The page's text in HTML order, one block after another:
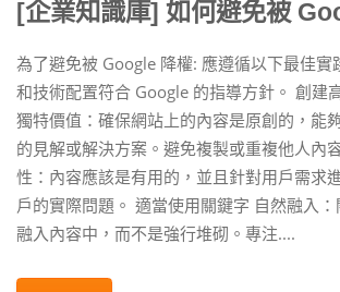
[企業知識庫] 如何避免被
為了避免被 Google 降權: 應遵循以下最佳實
和技術配置符合 Google 的指導方針。 創建
獨特價值：確保網站上的內容是原創的，能
的見解或解決方案。避免複製或重複他人內
性：內容應該是有用的，並且針對用戶需求
戶的實際問題。 適當使用關鍵字 自然融入
融入內容中，而不是強行堆砌。專注....